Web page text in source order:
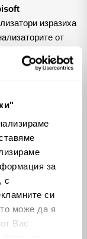
за
с
си
може да я
Вас
изразиха
от
усилия за
Алисия Рийз и
е била
ревюта,
оценки въпреки
Те
решението на